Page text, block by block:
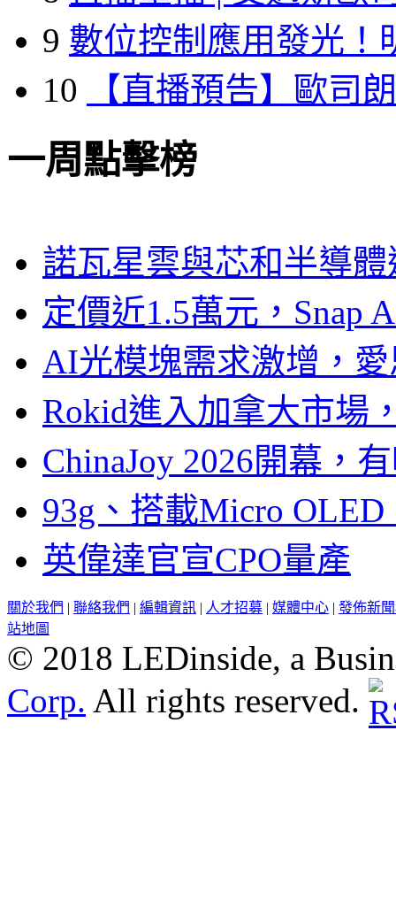
9 數位控制應用發光！
10
【直播預告】歐司
一周點擊榜
諾瓦星雲與芯和半導
定價近1.5萬元，Snap
AI光模塊需求激增，
Rokid進入加拿大市場
ChinaJoy 2026開幕，
93g、搭載Micro
英偉達官宣CPO量產
關於我們 | 聯絡我們 | 編輯資訊 | 人才招募 | 媒體中心 | 發佈新
站地圖
© 2018 LEDinside, a
Corp. All rights reserved.